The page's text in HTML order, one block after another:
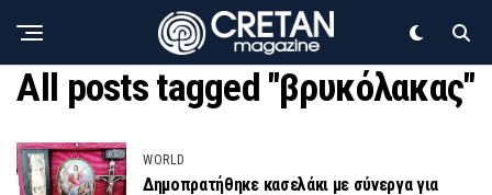
All posts tagged "βρυκόλακας"
WORLD
Δημοπρατήθηκε κασελάκι με σύνεργα για